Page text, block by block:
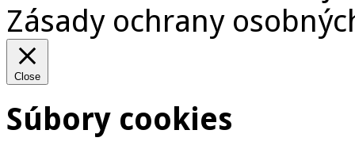
Zásady ochrany
Close
Súbory cookies